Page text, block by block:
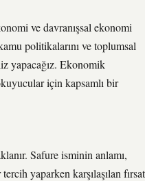
ve davranışsal ekonomi
politikalarını ve toplumsal
yapacağız. Ekonomik
için kapsamlı bir
Safure isminin anlamı,
yaparken karşılaşılan fırsat